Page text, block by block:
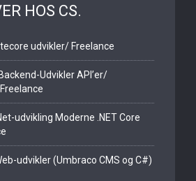
HOS CS.
udvikler/ Freelance
Udvikler API’er/
udvikling Moderne .NET Core
udvikler (Umbraco CMS og C#)